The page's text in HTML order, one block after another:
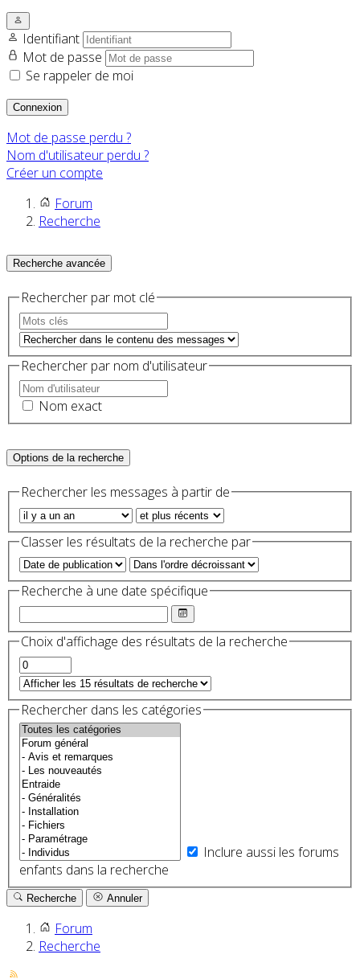
Identifiant
Mot de passe
Se rappeler de moi
Connexion
Mot de passe perdu ?
Nom d'utilisateur perdu ?
Créer un compte
Forum
Recherche
Recherche avancée
Rechercher par mot clé
Rechercher par nom d'utilisateur
Nom exact
Options de la recherche
Rechercher les messages à partir de
Classer les résultats de la recherche par
Recherche à une date spécifique
Choix d'affichage des résultats de la recherche
Rechercher dans les catégories
enfants dans la recherche
Recherche Annuler
Forum
Recherche